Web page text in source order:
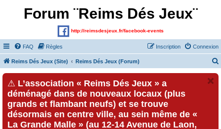
Forum ¨Reims Dés Jeux¨
http://reimsdesjeux.fr/facebook-events
FAQ Règles Connexion
Inscription
Reims Dés Jeux (Site) Reims Dés Jeux (Forum)
⚠ L’association « Reims Dés Jeux » a
déménagé dans de nouveaux locaux (plus
grands et flambant neufs) et se trouve
désormais en centre ville, au sein même de «
La Grande Malle » (au 12-14 Avenue de Laon,